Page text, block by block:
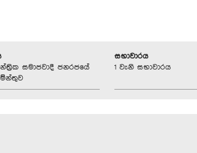
සමාජවාදී ජනරජයේ
සභාවාරය
1 වැනි සභාවාරය